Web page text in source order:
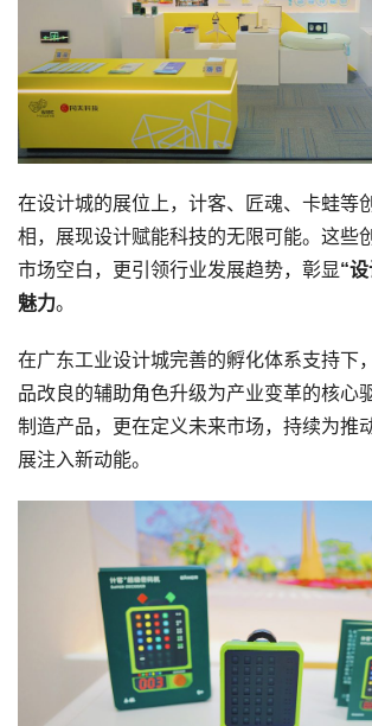
在设计城的展位上，计客、匠魂、卡蛙等
相，展现设计赋能科技的无限可能。这些
市场空白，更引领行业发展趋势，彰显“
魅力。
在广东工业设计城完善的孵化体系支持下
品改良的辅助角色升级为产业变革的核心
制造产品，更在定义未来市场，持续为推
展注入新动能。